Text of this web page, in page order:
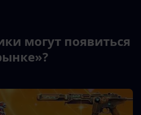
могут появиться